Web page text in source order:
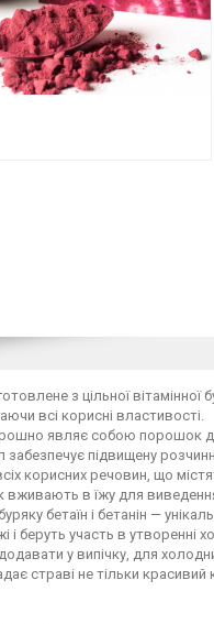
з цільної
всі корисні властивості.
являє собою порошок
забезпечує підвищену
корисних речовин, що
вживають в їжу для виведення
бетаїн і бетанін —
і беруть участь в утворенні
у випічку, для
страві не тільки